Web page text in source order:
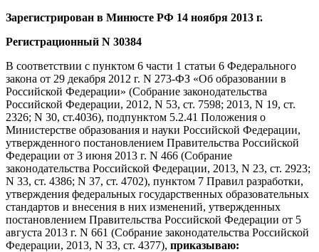
Зарегистрирован в Минюсте РФ 14 ноября 2013 г.
Регистрационный N 30384
В соответствии с пунктом 6 части 1 статьи 6 Федерального
закона от 29 декабря 2012 г. N 273-ФЗ «Об образовании в
Российской Федерации» (Собрание законодательства
Российской Федерации, 2012, N 53, ст. 7598; 2013, N 19, ст.
2326; N 30, ст.4036), подпунктом 5.2.41 Положения о
Министерстве образования и науки Российской Федерации,
утвержденного постановлением Правительства Российской
Федерации от 3 июня 2013 г. N 466 (Собрание
законодательства Российской Федерации, 2013, N 23, ст. 2923;
N 33, ст. 4386; N 37, ст. 4702), пунктом 7 Правил разработки,
утверждения федеральных государственных образовательных
стандартов и внесения в них изменений, утвержденных
постановлением Правительства Российской Федерации от 5
августа 2013 г. N 661 (Собрание законодательства Российской
Федерации, 2013, N 33, ст. 4377), приказываю: